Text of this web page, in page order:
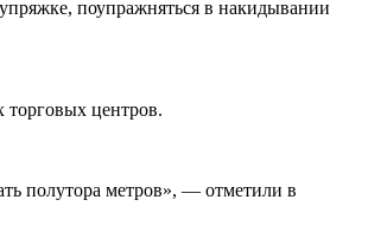
поупражняться в накидывании
торговых центров.
полутора метров», — отметили в